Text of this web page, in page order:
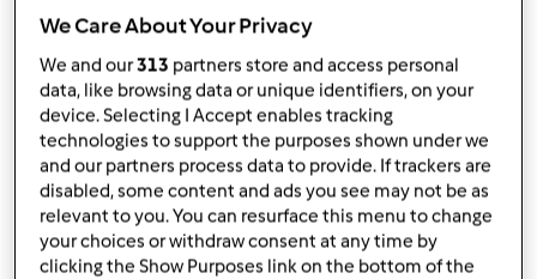
Ingredienti
100 gdi spinaci freschi,novelli
cipollotto,fresco
40gdi olio,e.v.o.
200di pomodori,a pezzetti freschi
We Care About Your Privacy
We and our313 partners store and access personal
data, like browsing data or unique identifiers, on your
device. Selecting I Accept enables tracking
technologies to support the purposes shown under we
and our partners process data to provide. If trackers are
disabled, some content and ads you see may not be as
relevant to you. You can resurface this menu to change
your choices or withdraw consent at any time by
clicking the Show Purposes link on the bottom of the